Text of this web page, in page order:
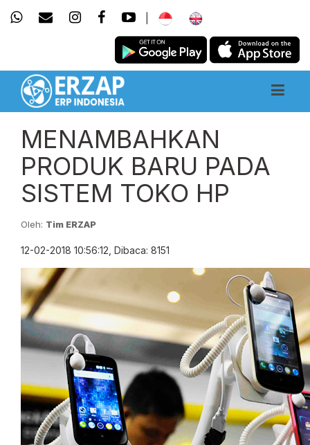
MENAMBAHKAN
PRODUK BARU PADA
SISTEM TOKO HP
Oleh: Tim ERZAP
12-02-2018 10:56:12, Dibaca: 8151